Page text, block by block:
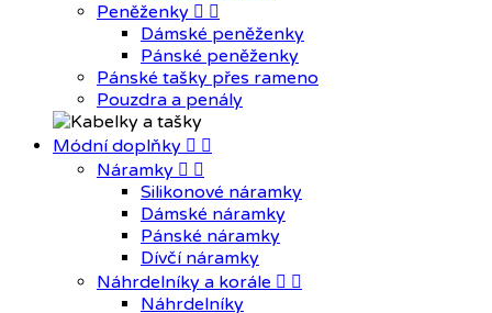
Peněženky  
Dámské peněženky
Pánské peněženky
Pánské tašky přes rameno
Pouzdra a penály
Módní doplňky  
Náramky  
Silikonové náramky
Dámské náramky
Pánské náramky
Dívčí náramky
Náhrdelníky a korále  
Náhrdelníky